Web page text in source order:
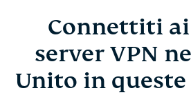
Connettiti
server VPN
Unito in